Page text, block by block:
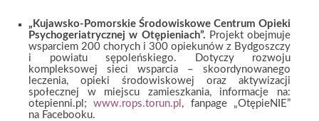
„Kujawsko-Pomorskie Środowiskowe Centrum Opieki
Psychogeriatrycznej w Otępieniach”. Projekt obejmuje
wsparciem 200 chorych i 300 opiekunów z Bydgoszczy
i powiatu sępoleńskiego. Dotyczy rozwoju
kompleksowej sieci wsparcia – skoordynowanego
leczenia, opieki środowiskowej oraz aktywizacji
społecznej w miejscu zamieszkania, informacje na:
otepienni.pl;www.rops.torun.pl , fanpage „OtępieNIE”
na Facebooku.